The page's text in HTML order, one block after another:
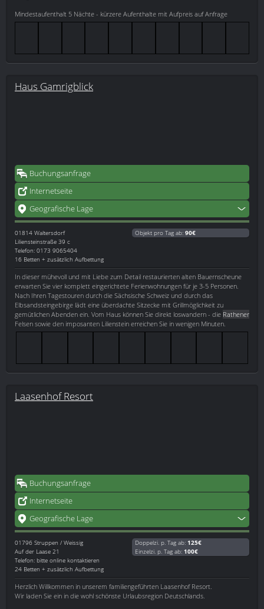
Mindestaufenthalt 5 Nächte - kürzere Aufenthalte mit Aufpreis auf Anfrage
Haus Gamrigblick
Buchungsanfrage
Internetseite
Geografische Lage
01814 Waltersdorf
Liliensteinstraße 39 c
Telefon: 0173 9065404
16 Betten + zusätzlich Aufbettung
Objekt pro Tag ab: 90€
In dieser mühevoll und mit Liebe zum Detail restaurierten alten Bauernscheune
erwarten Sie vier komplett eingerichtete Ferienwohnungen für je 3-5 Personen.
Nach Ihren Tagestouren durch die Sächsische Schweiz und durch das
Elbsandsteingebirge lädt eine überdachte Sitzecke mit Grillmöglichkeit zu
gemütlichen Abenden ein. Vom Haus können Sie direkt loswandern - die Rathener
Felsen sowie den imposanten Lilienstein erreichen Sie in wenigen Minuten.
Laasenhof Resort
Buchungsanfrage
Internetseite
Geografische Lage
01796 Struppen / Weissig
Auf der Laase 21
Telefon: bitte online kontaktieren
24 Betten + zusätzlich Aufbettung
Doppelzi. p. Tag ab: 125€
Einzelzi. p. Tag ab: 100€
Herzlich Willkommen in unserem familiengeführten Laasenhof Resort.
Wir laden Sie ein in die wohl schönste Urlaubsregion Deutschlands.